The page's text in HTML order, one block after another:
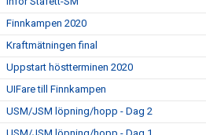
Finnkampen 2020
Kraftmätningen final
Uppstart höstterminen 2020
UIFare till Finnkampen
USM/JSM löpning/hopp - Dag 2